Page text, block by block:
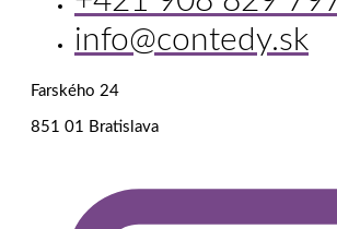
info@contedy.sk
Farského 24
851 01 Bratislava